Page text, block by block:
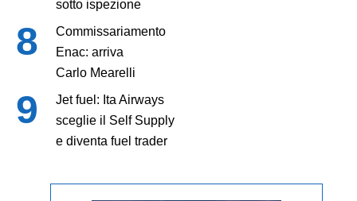
sotto ispezione
Commissariamento
Enac: arriva
Carlo Mearelli
Jet fuel: Ita Airways
sceglie il Self Supply
e diventa fuel trader